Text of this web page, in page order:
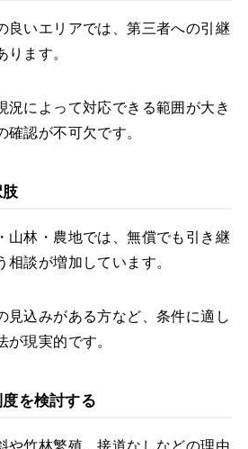
良いエリアでは、第三者への引継
ります。
況によって対応できる範囲が大き
確認が不可欠です。
山林・農地では、無償でも引き継
相談が増加しています。
見込みがある方など、条件に適し
が現実的です。
を検討する